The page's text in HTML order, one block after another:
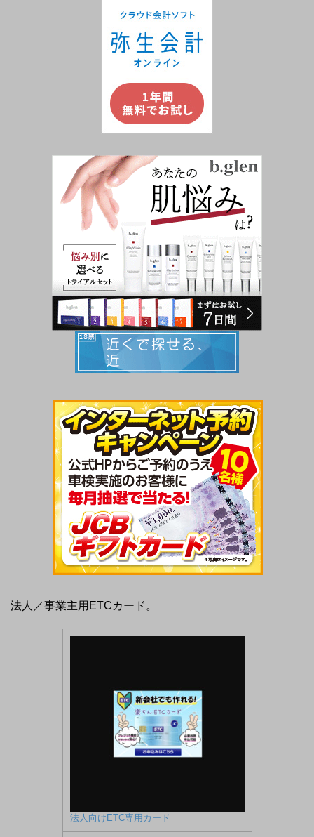
法人／事業主用ETCカード。
法人向けETC専用カード